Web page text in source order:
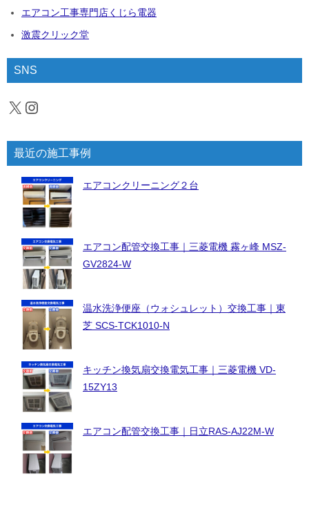
エアコン工事専門店くじら電器
激震クリック堂
SNS
X Instagram
最近の施工事例
エアコンクリーニング２台
エアコン配管交換工事｜三菱電機 霧ヶ峰 MSZ-
GV2824-W
温水洗浄便座（ウォシュレット）交換工事｜東
芝 SCS-TCK1010-N
キッチン換気扇交換電気工事｜三菱電機 VD-
15ZY13
エアコン配管交換工事｜日立RAS-AJ22M-W